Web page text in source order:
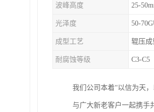
波峰高度 25-
光泽度 50-
成型工艺 辊压成
耐腐蚀等级 C3-C5
我们公司本着“以信为天
与广大新老客户一起携手